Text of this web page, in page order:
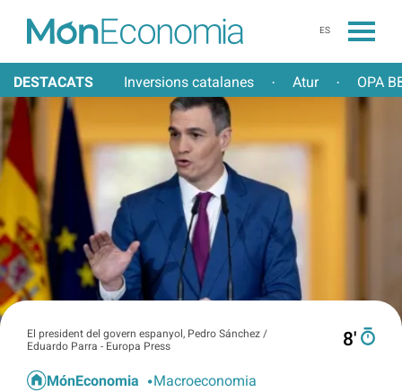
ES
DESTACATS Inversions catalanes · Atur · OPA
El president del govern espanyol, Pedro Sánchez /
Eduardo Parra - Europa Press
8′
MónEconomia Macroeconomia